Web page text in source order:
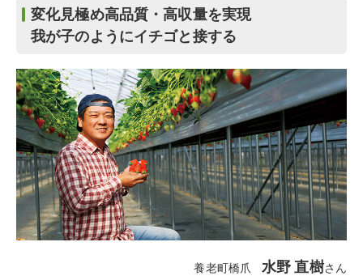
変化見極め高品質・高収量を実現
我が子のようにイチゴと接する
養老町橋爪 水野 直樹さん